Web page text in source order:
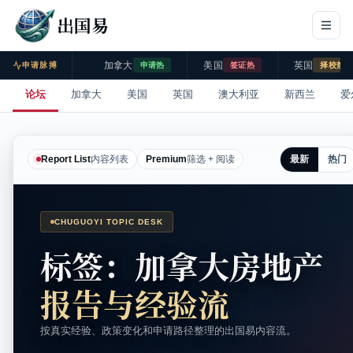
出国易
申请脉搏 加拿大 申请热 美国 签证热 英国 择校热
论坛 加拿大 美国 英国 澳大利亚 新西兰 爱
Report List内容列表 Premium筛选 + 阅读 最新 热门
CHUGUOYI TOPIC DESK
标签：加拿大房地产
报告与经验流
按真实经验、政策变化和申请路径整理的出国易内容流。